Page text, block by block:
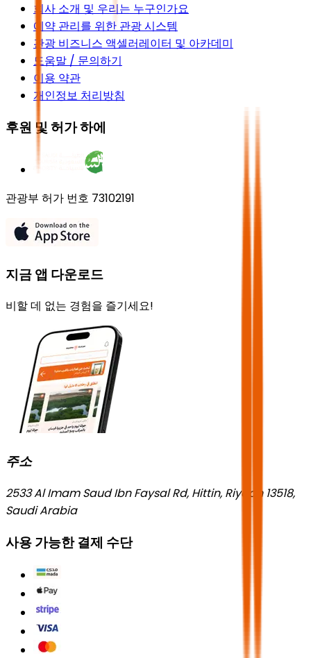
회사 소개 및 우리는 누구인가요
예약 관리를 위한 관광 시스템
관광 비즈니스 액셀러레이터 및 아카데미
도움말 / 문의하기
이용 약관
개인정보 처리방침
후원 및 허가 하에
관광부 허가 번호 73102191
지금 앱 다운로드
비할 데 없는 경험을 즐기세요!
주소
2533 Al Imam Saud Ibn Faysal Rd, Hittin, Riyadh 13518,
Saudi Arabia
사용 가능한 결제 수단